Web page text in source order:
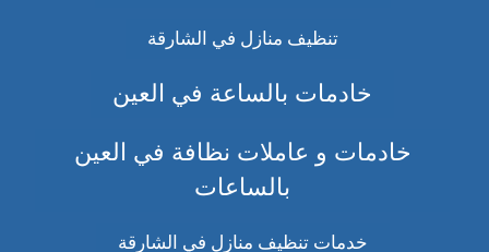
تنظيف منازل في الشارقة
خادمات بالساعة في العين
خادمات و عاملات نظافة في العين
بالساعات
خدمات تنظيف منازل في الشارقة